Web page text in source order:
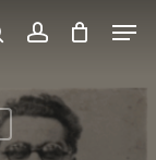
searchaccountClose
Menu